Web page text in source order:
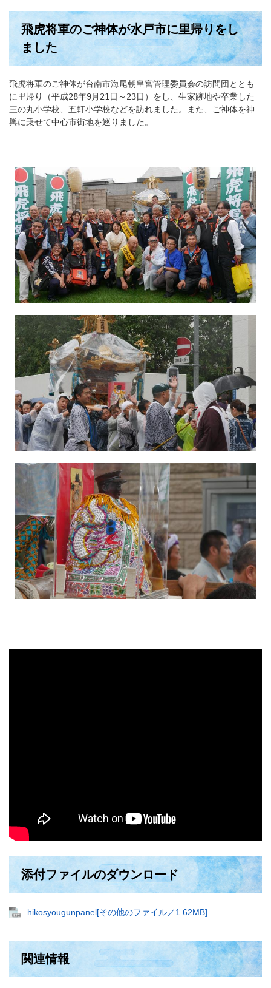
飛虎将軍のご神体が水戸市に里帰りをし
ました
飛虎将軍のご神体が台南市海尾朝皇宮管理委員会の訪問団ととも
に里帰り（平成28年9月21日～23日）をし、生家跡地や卒業した
三の丸小学校、五軒小学校などを訪れました。また、ご神体を神
輿に乗せて中心市街地を巡りました。
添付ファイルのダウンロード
hikosyougunpanel[その他のファイル／1.62MB]
関連情報